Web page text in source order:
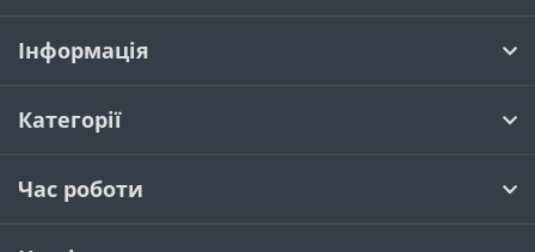
Інформація
Категорії
Час роботи